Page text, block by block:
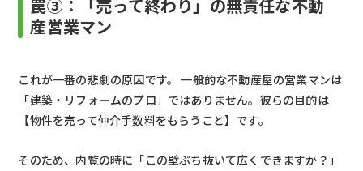
罠③：「売って終わり」の無責任な不動
産営業マン
これが一番の悲劇の原因です。 一般的な不動産屋の営業マンは
「建築・リフォームのプロ」ではありません。彼らの目的は
【物件を売って仲介手数料をもらうこと】です。
そのため、内覧の時に「この壁ぶち抜いて広くできますか？」